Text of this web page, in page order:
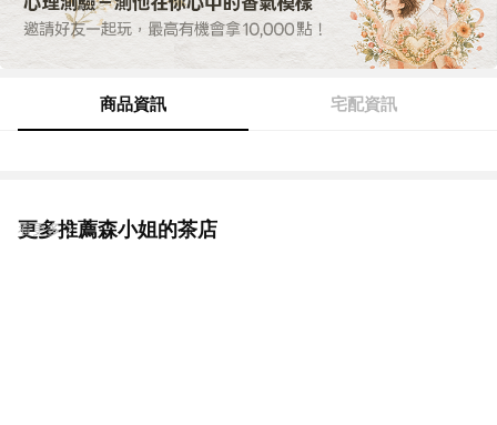
商品資訊 宅配資訊
更多推薦森小姐的茶店
看更多